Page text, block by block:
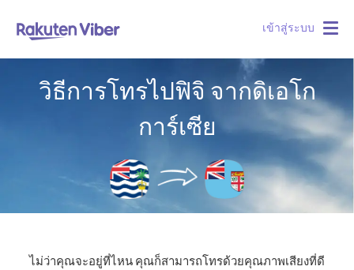
เข้าสู่ระบบ
วิธีการโทรไปฟิจิ จากดิเอโก
การ์เซีย
ไม่ว่าคุณจะอยู่ที่ไหน คุณก็สามารถโทรด้วยคุณภาพเสียงที่ดี